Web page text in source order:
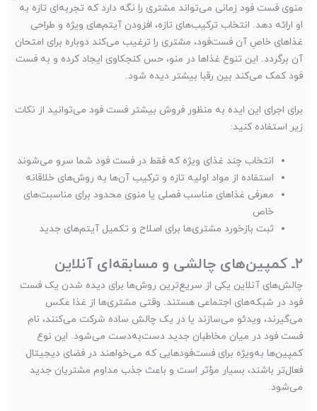
منوی فست فود زمانی می‌تواند مشتری را نگه دارد که تجربه‌ای تازه به
او ارائه دهد. انتخاب ترکیب‌های تازه، افزودن آیتم‌های ویژه و طراحی
غذاهای خاصِ آن فست‌فود، مشتری را ترغیب می‌کند دوباره برای امتحان
آن برگردد. این تنوع غذاها در منو، حس کنجکاوی ایجاد کرده و به فست
فود کمک می‌کند بین رقبا بیشتر دیده شود.
برای اجرای این ایده به منظور فروش بیشتر فست فود می‌توانید از نکات
زیر استفاده کنید:
انتخاب چند غذای ویژه که فقط در فست فود شما سرو می‌شوند
استفاده از مواد اولیه تازه و ترکیب آن‌ها به روش‌های خلاقانه
معرفی غذاهای مناسب فصلی یا منوی محدود برای مناسبت‌های
خاص
ثبت بازخورد مشتری‌ها برای اصلاح و تکمیل آیتم‌های جدید
۲ـ کمپین‌های چالشی و مسابقه‌ای آنلاین
چالش‌های آنلاین یکی از سریع‌ترین روش‌ها برای دیده شدن یک فست
فود در شبکه‌های اجتماعی هستند. وقتی مشتری‌ها از غذا عکس
می‌گیرند، ویدئو می‌سازند یا در یک چالش ساده شرکت می‌کنند، نام
فست فود در میان مخاطبان جدید دست‌به‌دست می‌شود. این نوع
کمپین‌ها به‌ویژه برای فست‌فودهایی که می‌خواهند در فضای دیجیتال
فعال‌تر باشند، بسیار مؤثر است و باعث جذب مداوم مشتریان جدید
می‌شود.